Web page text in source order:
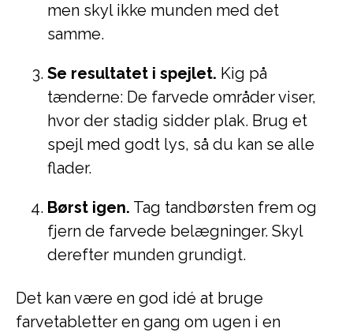
men skyl ikke munden med det
samme.
Se resultatet i spejlet. Kig på
tænderne: De farvede områder viser,
hvor der stadig sidder plak. Brug et
spejl med godt lys, så du kan se alle
flader.
Børst igen. Tag tandbørsten frem og
fjern de farvede belægninger. Skyl
derefter munden grundigt.
Det kan være en god idé at bruge
farvetabletter en gang om ugen i en